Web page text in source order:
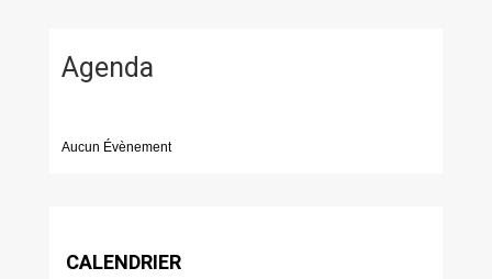
Agenda
Aucun Évènement
CALENDRIER